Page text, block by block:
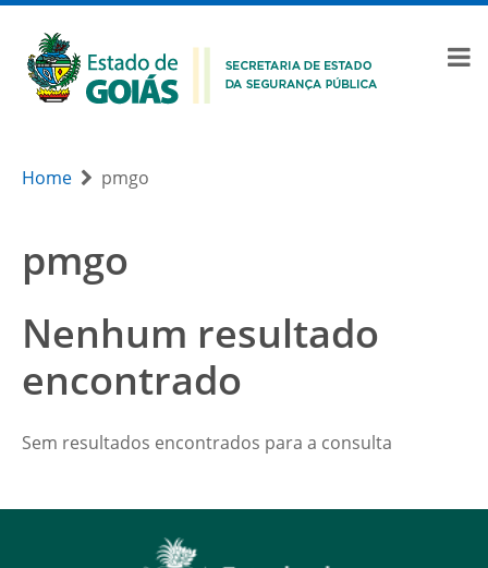
Home pmgo
pmgo
Nenhum resultado
encontrado
Sem resultados encontrados para a consulta